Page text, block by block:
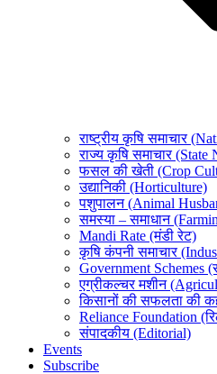
राष्ट्रीय कृषि समाचार
राज्य कृषि समाचार (State
फसल की खेती (Crop
उद्यानिकी (Horticulture)
पशुपालन (Animal
समस्या – समाधान
Mandi Rate (मंडी रेट)
कृषि कंपनी समाचार
Government Schemes
एग्रीकल्चर मशीन
किसानों की सफलता की
Reliance Foundation
संपादकीय (Editorial)
Events
Subscribe